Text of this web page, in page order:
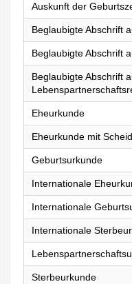
Auskunft der
Beglaubigte Abschrift
Beglaubigte Abschrift
Beglaubigte Abschrift
Eheurkunde
Eheurkunde mit
Geburtsurkunde
Internationale
Internationale
Internationale
Sterbeurkunde